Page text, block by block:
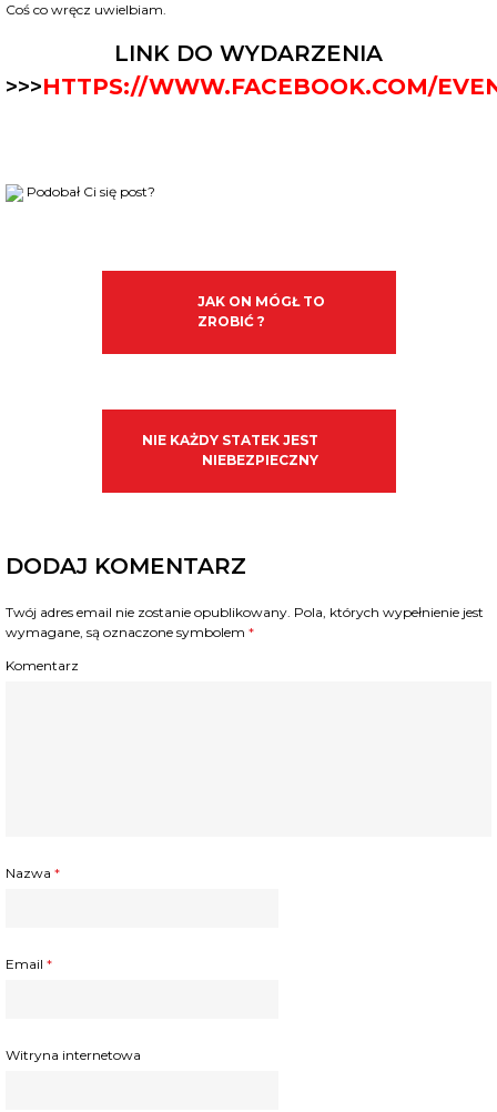
Coś co wręcz uwielbiam.
LINK DO WYDARZENIA
>>>HTTPS://WWW.FACEBOOK.COM/
Podobał Ci się post?
JAK ON MÓGŁ TO
ZROBIĆ ?
NIE KAŻDY STATEK JEST
NIEBEZPIECZNY
DODAJ KOMENTARZ
Twój adres email nie zostanie opublikowany. Pola, których wypełnienie jest
wymagane, są oznaczone symbolem *
Komentarz
Nazwa *
Email *
Witryna internetowa